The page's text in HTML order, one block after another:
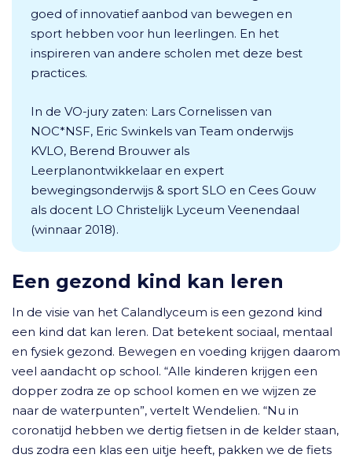
goed of innovatief aanbod van bewegen en
sport hebben voor hun leerlingen. En het
inspireren van andere scholen met deze best
practices.
In de VO-jury zaten: Lars Cornelissen van
NOC*NSF, Eric Swinkels van Team onderwijs
KVLO, Berend Brouwer als
Leerplanontwikkelaar en expert
bewegingsonderwijs & sport SLO en Cees Gouw
als docent LO Christelijk Lyceum Veenendaal
(winnaar 2018).
Een gezond kind kan leren
In de visie van het Calandlyceum is een gezond kind
een kind dat kan leren. Dat betekent sociaal, mentaal
en fysiek gezond. Bewegen en voeding krijgen daarom
veel aandacht op school. “Alle kinderen krijgen een
dopper zodra ze op school komen en we wijzen ze
naar de waterpunten”, vertelt Wendelien. “Nu in
coronatijd hebben we dertig fietsen in de kelder staan,
dus zodra een klas een uitje heeft, pakken we de fiets